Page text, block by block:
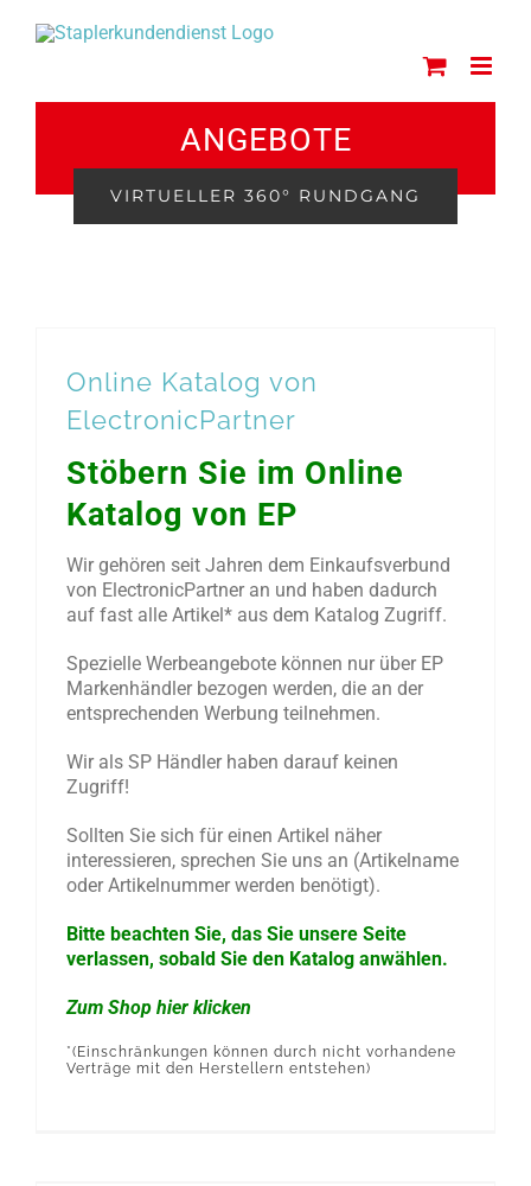
Inhalt
ANGEBOTE
VIRTUELLER 360° RUNDGANG
Online Katalog von
ElectronicPartner
Stöbern Sie im Online
Katalog von EP
Wir gehören seit Jahren dem Einkaufsverbund
von ElectronicPartner an und haben dadurch
auf fast alle Artikel* aus dem Katalog Zugriff.
Spezielle Werbeangebote können nur über EP
Markenhändler bezogen werden, die an der
entsprechenden Werbung teilnehmen.
Wir als SP Händler haben darauf keinen
Zugriff!
Sollten Sie sich für einen Artikel näher
interessieren, sprechen Sie uns an (Artikelname
oder Artikelnummer werden benötigt).
Bitte beachten Sie, das Sie unsere Seite
verlassen, sobald Sie den Katalog anwählen.
Zum Shop hier klicken
*(Einschränkungen können durch nicht vorhandene
Verträge mit den Herstellern entstehen)